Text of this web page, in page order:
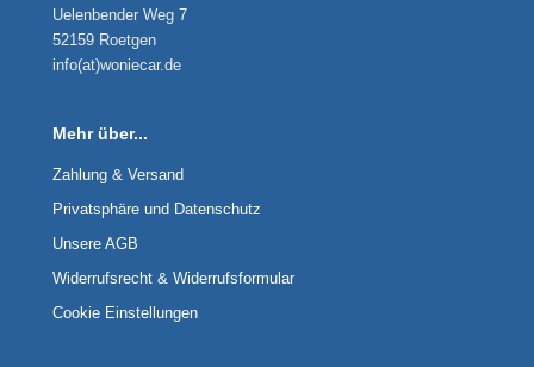
Uelenbender Weg 7
52159 Roetgen
info(at)woniecar.de
Mehr über...
Zahlung & Versand
Privatsphäre und Datenschutz
Unsere AGB
Widerrufsrecht & Widerrufsformular
Cookie Einstellungen